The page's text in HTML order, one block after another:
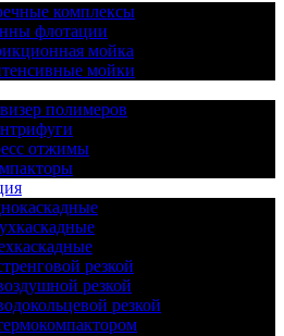
комплексы
флотации
мойка
мойки
полимеров
отжимы
резкой
резкой
резкой